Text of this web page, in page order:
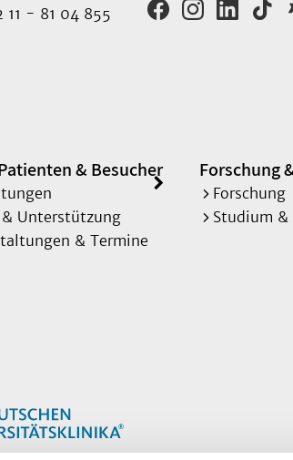
- 81 04 855
& Besucher
& Unterstützung
& Termine
Forschung
Forschung
Studium &